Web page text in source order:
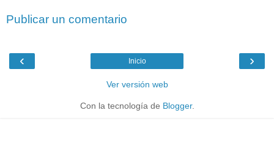
Publicar un comentario
‹ ›
Inicio
Ver versión web
Con la tecnología de Blogger.